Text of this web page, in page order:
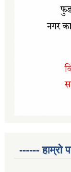
------ हाम्रो